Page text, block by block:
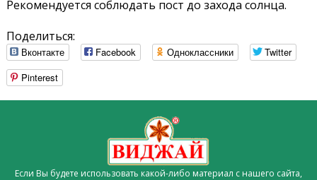
Рекомендуется соблюдать пост до захода солнца.
Поделиться:
Вконтакте Facebook Одноклассники
Twitter
Pinterest
Если Вы будете использовать какой-либо материал с нашего сайта,